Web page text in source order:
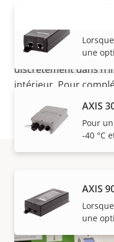
d’une couverture
dans des
les murs et dans les
discrètement dans
intérieur. Pour
nous proposons
Universal Mount
qui
possibilités
une
AXIS
Pour
-40 °C
AXIS
une
Les solutions Axis
vendus et